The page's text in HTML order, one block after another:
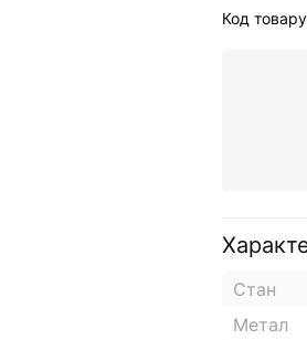
Код
Стан
Метал